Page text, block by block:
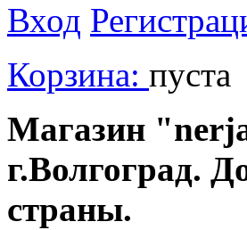
Вход
Корзина: пуста
Магазин
г.Волгоград.
страны.